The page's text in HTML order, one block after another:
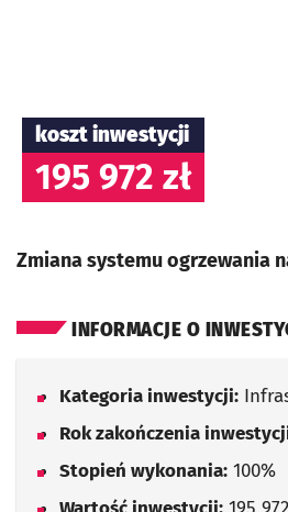
koszt inwestycji
195 972 zł
Zmiana systemu ogrzewania
INFORMACJE O
Kategoria inwestycji:
Rok zakończenia
Stopień wykonania: 100%